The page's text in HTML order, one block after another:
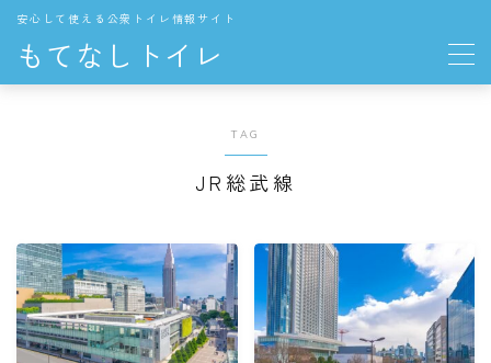
もてなしトイレ
安心して使える公衆トイレ情報サイト
東京都の公衆トイレ
中部
愛知県の公衆トイレ
長野県の公衆トイレ
TAG
JR総武線